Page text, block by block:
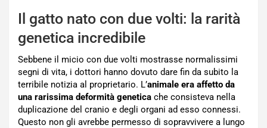
Il gatto nato con due volti: la rarità
genetica incredibile
Sebbene il micio con due volti mostrasse normalissimi
segni di vita, i dottori hanno dovuto dare fin da subito la
terribile notizia al proprietario. L’animale era affetto da
una rarissima deformità genetica che consisteva nella
duplicazione del cranio e degli organi ad esso connessi.
Questo non gli avrebbe permesso di sopravvivere a lungo